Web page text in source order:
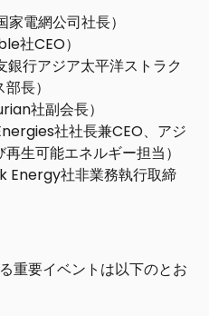
電網公司社長）
社CEO）
行アジア太平洋ストラク
長）
社副会長）
社社長兼CEO、アジ
生可能エネルギー担当）
社非業務執行取締
要イベントは以下のとお